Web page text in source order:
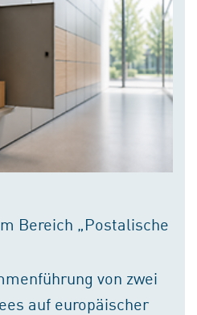
Bereich „Postalische
von zwei
auf europäischer